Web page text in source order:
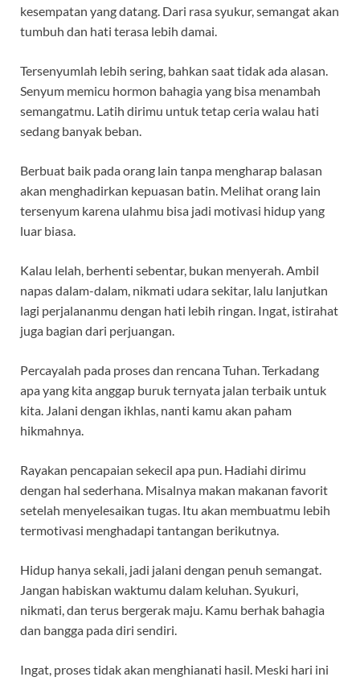
kesempatan yang datang. Dari rasa syukur, semangat akan
tumbuh dan hati terasa lebih damai.
Tersenyumlah lebih sering, bahkan saat tidak ada alasan.
Senyum memicu hormon bahagia yang bisa menambah
semangatmu. Latih dirimu untuk tetap ceria walau hati
sedang banyak beban.
Berbuat baik pada orang lain tanpa mengharap balasan
akan menghadirkan kepuasan batin. Melihat orang lain
tersenyum karena ulahmu bisa jadi motivasi hidup yang
luar biasa.
Kalau lelah, berhenti sebentar, bukan menyerah. Ambil
napas dalam-dalam, nikmati udara sekitar, lalu lanjutkan
lagi perjalananmu dengan hati lebih ringan. Ingat, istirahat
juga bagian dari perjuangan.
Percayalah pada proses dan rencana Tuhan. Terkadang
apa yang kita anggap buruk ternyata jalan terbaik untuk
kita. Jalani dengan ikhlas, nanti kamu akan paham
hikmahnya.
Rayakan pencapaian sekecil apa pun. Hadiahi dirimu
dengan hal sederhana. Misalnya makan makanan favorit
setelah menyelesaikan tugas. Itu akan membuatmu lebih
termotivasi menghadapi tantangan berikutnya.
Hidup hanya sekali, jadi jalani dengan penuh semangat.
Jangan habiskan waktumu dalam keluhan. Syukuri,
nikmati, dan terus bergerak maju. Kamu berhak bahagia
dan bangga pada diri sendiri.
Ingat, proses tidak akan menghianati hasil. Meski hari ini